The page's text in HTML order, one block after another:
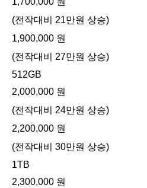
(전작대비 21만원 상승)
1,900,000 원
(전작대비 27만원 상승)
512GB
2,000,000 원
(전작대비 24만원 상승)
2,200,000 원
(전작대비 30만원 상승)
1TB
2,300,000 원